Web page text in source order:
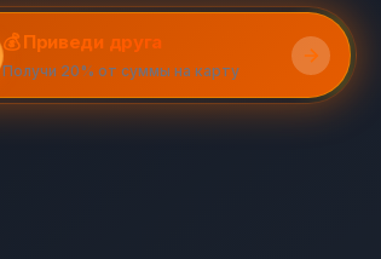
💰 Приведи друга
Получи 20% от суммы на карту